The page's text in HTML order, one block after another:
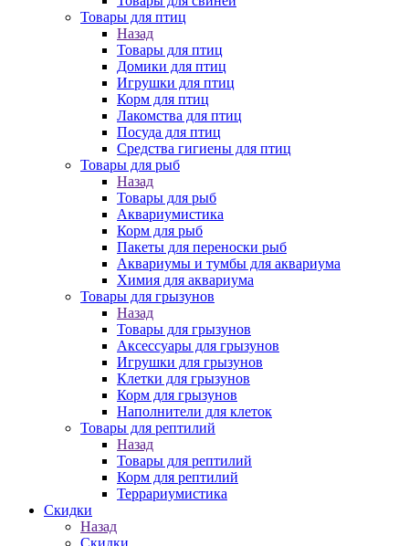
Товары для птиц
Назад
Товары для птиц
Домики для птиц
Игрушки для птиц
Корм для птиц
Лакомства для птиц
Посуда для птиц
Средства гигиены для птиц
Товары для рыб
Назад
Товары для рыб
Аквариумистика
Корм для рыб
Пакеты для переноски рыб
Аквариумы и тумбы для аквариума
Химия для аквариума
Товары для грызунов
Назад
Товары для грызунов
Аксессуары для грызунов
Игрушки для грызунов
Клетки для грызунов
Корм для грызунов
Наполнители для клеток
Товары для рептилий
Назад
Товары для рептилий
Корм для рептилий
Террариумистика
Скидки
Назад
Скидки